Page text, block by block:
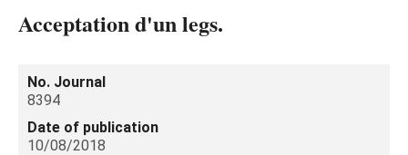
Acceptation d'un legs.
No. Journal
8394
Date of publication
10/08/2018